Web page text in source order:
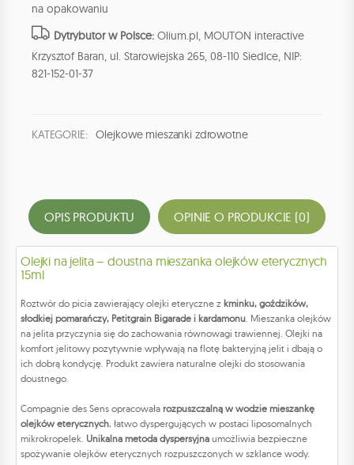
na opakowaniu
Dytrybutor w Polsce: Olium.pl, MOUTON interactive
Krzysztof Baran, ul. Starowiejska 265, 08-110 Siedlce, NIP:
821-152-01-37
KATEGORIE: Olejkowe mieszanki zdrowotne
OPIS PRODUKTU OPINIE O PRODUKCIE (0)
Olejki na jelita – doustna mieszanka olejków eterycznych
15ml
Roztwór do picia zawierający olejki eteryczne z kminku, goździków,
słodkiej pomarańczy, Petitgrain Bigarade i kardamonu . Mieszanka olejków
na jelita przyczynia się do zachowania równowagi trawiennej. Olejki na
komfort jelitowy pozytywnie wpływają na flotę bakteryjną jelit i dbają o
ich dobrą kondycję. Produkt zawiera naturalne olejki do stosowania
doustnego.
Compagnie des Sens opracowała rozpuszczalną w wodzie mieszankę
olejków eterycznych, łatwo dyspergujących w postaci liposomalnych
mikrokropelek. Unikalna metoda dyspersyjna umożliwia bezpieczne
spożywanie olejków eterycznych rozpuszczonych w szklance wody.